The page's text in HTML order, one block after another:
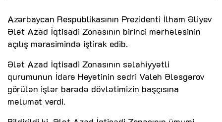
Azərbaycan Respublikasının Prezidenti İlham Əliyev
Ələt Azad İqtisadi Zonasının birinci mərhələsinin
açılış mərasimində iştirak edib.
Ələt Azad İqtisadi Zonasının səlahiyyətli
qurumunun İdarə Heyətinin sədri Valeh Ələsgərov
görülən işlər barədə dövlətimizin başçısına
məlumat verdi.